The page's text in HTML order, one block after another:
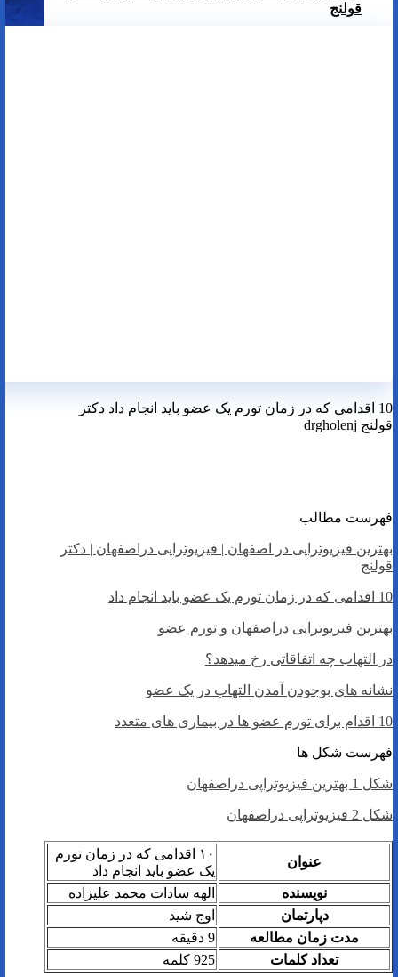
قولنج
10 اقدامی که در زمان تورم یک عضو باید انجام داد دکتر
قولنج drgholenj
فهرست مطالب
بهترین فیزیوتراپی در اصفهان | فیزیوتراپی دراصفهان | دکتر
قولنج
10 اقدامی که در زمان تورم یک عضو باید انجام داد
بهترین فیزیوتراپی دراصفهان و تورم عضو
در التهاب چه اتفاقاتی رخ میدهد؟
نشانه های بوجودن آمدن التهاب در یک عضو
10 اقدام برای تورم عضو ها در بیماری های متعدد
فهرست شکل ها
شکل 1 بهترین فیزیوتراپی دراصفهان
شکل 2 فیزیوتراپی دراصفهان
عنوان
۱۰ اقدامی که در زمان تورم
یک عضو باید انجام داد
نویسنده
الهه سادات محمد علیزاده
دپارتمان
اوج شید
مدت زمان مطالعه
9 دقیقه
تعداد کلمات
925 کلمه